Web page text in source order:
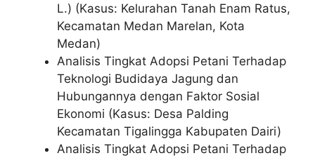
L.) (Kasus: Kelurahan Tanah Enam Ratus,
Kecamatan Medan Marelan, Kota
Medan)
Analisis Tingkat Adopsi Petani Terhadap
Teknologi Budidaya Jagung dan
Hubungannya dengan Faktor Sosial
Ekonomi (Kasus: Desa Palding
Kecamatan Tigalingga Kabupaten Dairi)
Analisis Tingkat Adopsi Petani Terhadap